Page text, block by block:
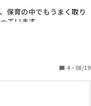
保育の中でもうまく取り
ています。
るべきことを教えてくだ
4 ・ 08/19